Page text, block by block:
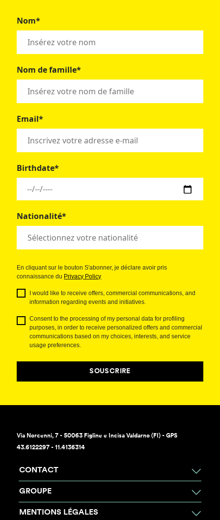
Nom*
Nom de famille*
Email*
Birthdate*
Nationalité*
En cliquant sur le bouton S'abonner, je déclare avoir pris
connaissance du Privacy Policy
I would like to receive offers, commercial communications, and
information regarding events and initiatives.
Consent to the processing of my personal data for profiling
purposes, in order to receive personalized offers and commercial
communications based on my choices, interests, and service
usage preferences.
SOUSCRIRE
Via Norcenni, 7 - 50063 Figline e Incisa Valdarno (FI) - GPS
43.6122297 - 11.4136314
CONTACT
GROUPE
MENTIONS LÉGALES